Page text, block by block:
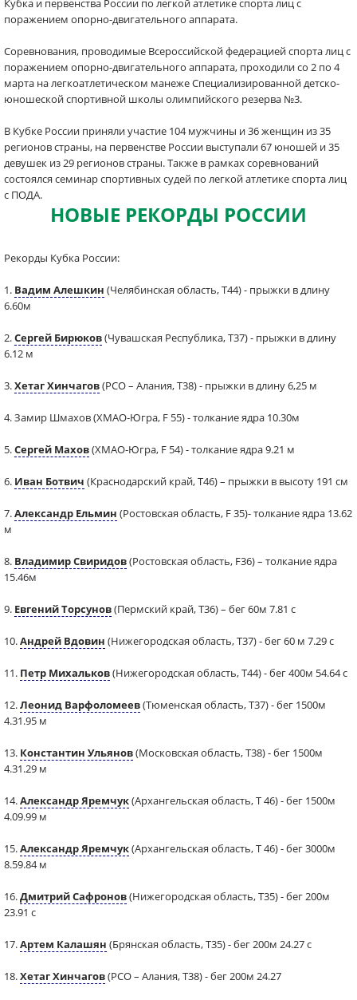
Кубка и первенства России по легкой атлетике спорта лиц с
поражением опорно-двигательного аппарата.
Соревнования, проводимые Всероссийской федерацией спорта лиц с
поражением опорно-двигательного аппарата, проходили со 2 по 4
марта на легкоатлетическом манеже Специализированной детско-
юношеской спортивной школы олимпийского резерва №3.
В Кубке России приняли участие 104 мужчины и 36 женщин из 35
регионов страны, на первенстве России выступали 67 юношей и 35
девушек из 29 регионов страны. Также в рамках соревнований
состоялся семинар спортивных судей по легкой атлетике спорта лиц
с ПОДА.
НОВЫЕ РЕКОРДЫ РОССИИ
Рекорды Кубка России:
1. Вадим Алешкин (Челябинская область, Т44) - прыжки в длину
6.60м
2.Сергей Бирюков(Чувашская Республика, Т37) - прыжки в длину
6.12 м
3.Хетаг Хинчагов(РСО – Алания, Т38) - прыжки в длину 6,25 м
4. Замир Шмахов (ХМАО-Югра, F 55) - толкание ядра 10.30м
5.Сергей Махов(ХМАО-Югра, F 54) - толкание ядра 9.21 м
6. Иван Ботвич (Краснодарский край, Т46) – прыжки в высоту 191 см
7.Александр Ельмин (Ростовская область, F 35)- толкание ядра 13.62
м
8. Владимир Свиридов(Ростовская область, F36) – толкание ядра
15.46м
9. Евгений Торсунов(Пермский край, Т36) – бег 60м 7.81 с
10.Андрей Вдовин (Нижегородская область, Т37) - бег 60 м 7.29 с
11. Петр Михальков(Нижегородская область, Т44) - бег 400м 54.64 с
12.Леонид Варфоломеев(Тюменская область, Т37) - бег 1500м
4.31.95 м
13. Константин Ульянов(Московская область, Т38) - бег 1500м
4.31.29 м
14.Александр Яремчук(Архангельская область, Т 46) - бег 1500м
4.09.99 м
15.Александр Яремчук(Архангельская область, Т 46) - бег 3000м
8.59.84 м
16.Дмитрий Сафронов(Нижегородская область, Т35) - бег 200м
23.91 с
17.Артем Калашян (Брянская область, Т35) - бег 200м 24.27 с
18.Хетаг Хинчагов(РСО – Алания, Т38) - бег 200м 24.27